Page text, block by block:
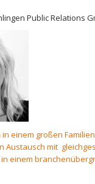
Public Relations
in einem großen
Austausch mit
einem